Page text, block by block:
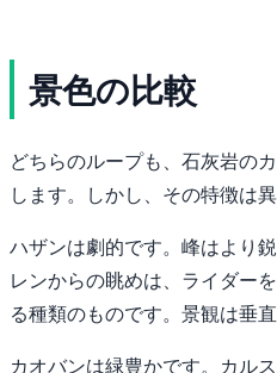
景色の比較
どちらのループも、石灰岩の
します。しかし、その特徴は異
ハザンは劇的です。峰はより
レンからの眺めは、ライダー
る種類のものです。景観は垂
カオバンは緑豊かです。カル